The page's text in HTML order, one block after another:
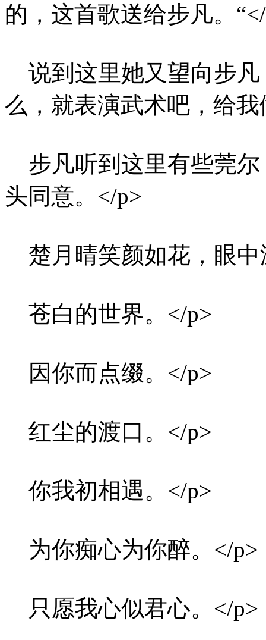
的，这首歌送给步凡。
说到这里她又望向步凡
么，就表演武术吧，给我
步凡听到这里有些莞尔
头同意。</p>
楚月晴笑颜如花，眼中
苍白的世界。</p>
因你而点缀。</p>
红尘的渡口。</p>
你我初相遇。</p>
为你痴心为你醉。</p>
只愿我心似君心。</p>